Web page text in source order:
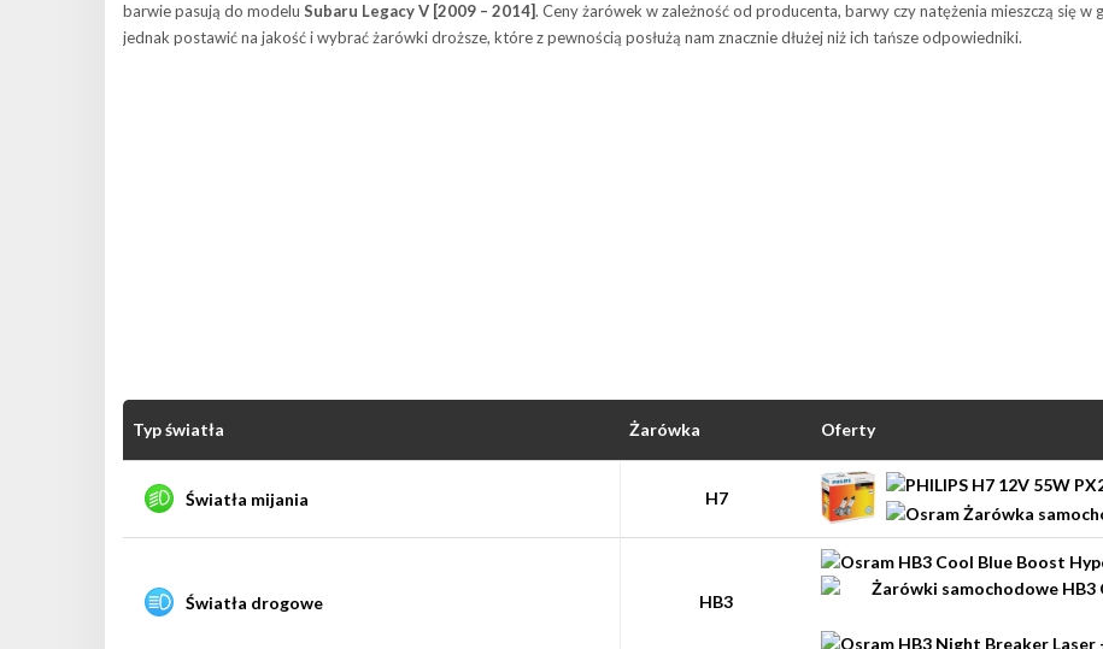
barwie pasują do modelu Subaru Legacy V [2009 – 2014]. Ceny żarówek w zależność od producenta, barwy czy natężenia mieszczą się
jednak postawić na jakość i wybrać żarówki droższe, które z pewnością posłużą nam znacznie dłużej niż ich tańsze odpowiedniki.
Typ światła Żarówka Oferty
Światła mijania H7
Światła drogowe HB3